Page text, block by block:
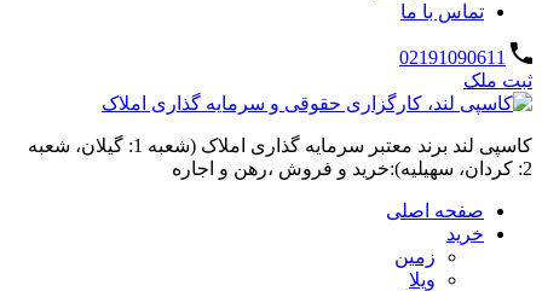
تماس با ما
02191090611
ثبت ملک
کاسپی لند برند معتبر سرمایه گذاری املاک (شعبه 1: گیلان، شعبه
2: کردان، سهیلیه):خرید و فروش ،رهن و اجاره
صفحه اصلی
خرید
زمین
ویلا